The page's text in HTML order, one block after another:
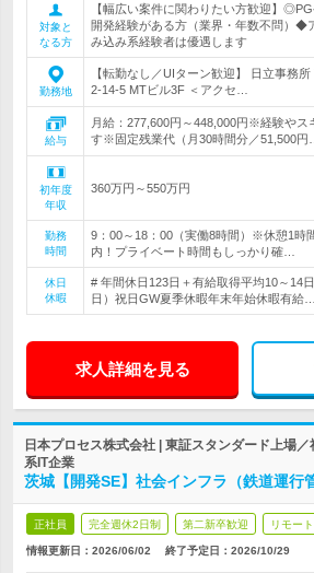
対象と
なる方
【幅広い案件に関わりたい方歓迎】
開発経験がある方（業界・年数不問）◆
み込み系経験者は優遇します
勤務地
【転勤なし／UIターン歓迎】 日立事務
2-14-5 MTビル3F ＜アクセ…
給与
月給：277,600円～448,000円※経験やス
す※固定残業代（月30時間分／51,500円…
初年度
年収
360万円～550万円
勤務
時間
9：00～18：00（実働8時間）※休憩1時
内！プライベート時間もしっかり確…
休日
休暇
# 年間休日123日＋有給取得平均10～14
日）祝日GW夏季休暇年末年始休暇有給…
求人詳細を見る
日本プロセス株式会社 | 東証スタンダード上場
系IT企業
茨城【開発SE】社会インフラ（鉄道運行
正社員 完全週休2日制 第二新卒歓迎 リモー
情報更新日：2026/06/02 終了予定日： 2026/10/29